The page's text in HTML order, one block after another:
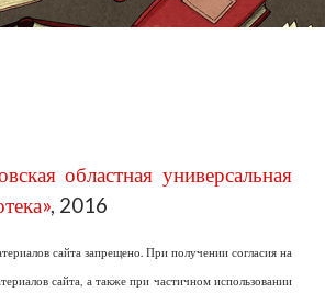
областная универсальная
, 2016
сайта запрещено. При получении согласия на
сайта, а также при частичном использовании